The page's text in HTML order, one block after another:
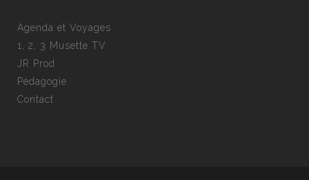
Agenda et Voyages
1, 2, 3 Musette TV
JR Prod
Pédagogie
Contact